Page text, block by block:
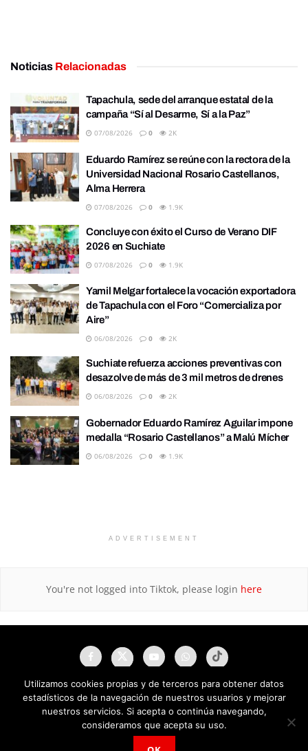
Noticias Relacionadas
Tapachula, sede del arranque estatal de la
campaña “Sí al Desarme, Sí a la Paz”
07/08/2026 0 2K
Eduardo Ramírez se reúne con la rectora de la
Universidad Nacional Rosario Castellanos,
Alma Herrera
07/08/2026 0 1.9K
Concluye con éxito el Curso de Verano DIF
2026 en Suchiate
07/08/2026 0 1.9K
Yamil Melgar fortalece la vocación exportadora
de Tapachula con el Foro “Comercializa por
Aire”
06/08/2026 0 2K
Suchiate refuerza acciones preventivas con
desazolve de más de 3 mil metros de drenes
06/08/2026 0 2K
Gobernador Eduardo Ramírez Aguilar impone
medalla “Rosario Castellanos” a Malú Mícher
06/08/2026 0 1.9K
ADVERTISEMENT
You're not logged into Tiktok, please login here
Utilizamos cookies propias y de terceros para obtener datos
estadísticos de la navegación de nuestros usuarios y mejorar
nuestros servicios. Si acepta o continúa navegando,
consideramos que acepta su uso.